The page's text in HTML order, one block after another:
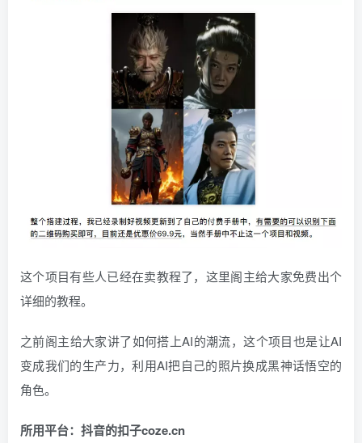
这个项目有些人已经在卖教程了，这里阁主给大家免费出个
详细的教程。
之前阁主给大家讲了如何搭上AI的潮流，这个项目也是让AI
变成我们的生产力，利用AI把自己的照片换成黑神话悟空的
角色。
所用平台：抖音的扣子coze.cn